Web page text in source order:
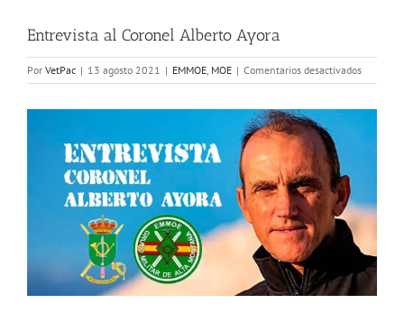
Entrevista al Coronel Alberto Ayora
Por VetPac | 13 agosto 2021 | EMMOE, MOE | Comentarios desactivadosen